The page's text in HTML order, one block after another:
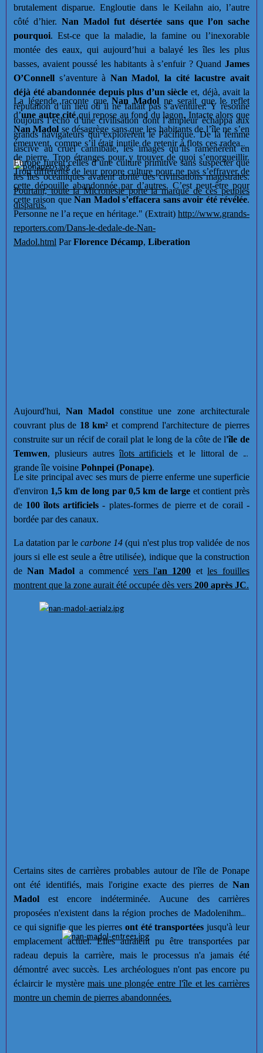
brutalement disparue. Engloutie dans le Keilahn aio, l’autre
côté d’hier. Nan Madol fut désertée sans que l’on sache
pourquoi. Est-ce que la maladie, la famine ou l’inexorable
montée des eaux, qui aujourd’hui a balayé les îles les plus
basses, avaient poussé les habitants à s’enfuir ? Quand James
O’Connell s’aventure à Nan Madol, la cité lacustre avait
déjà été abandonnée depuis plus d’un siècle et, déjà, avait la
réputation d’un lieu où il ne fallait pas s’aventurer. Y résonne
toujours l’écho d’une civilisation dont l’ampleur échappa aux
grands navigateurs qui explorèrent le Pacifique. De la femme
lascive au cruel cannibale, les images qu’ils ramenèrent en
Europe furent celles d’une culture primitive sans suspecter que
les îles océaniques avaient abrité des civilisations magistrales.
Pourtant, toute la Micronésie porte la marque de ces peuples
disparus.
La légende raconte que Nan Madol ne serait que le reflet
d’une autre citéqui repose au fond du lagon. Intacte alors que
Nan Madol se désagrège sans que les habitants de l’île ne s’en
émeuvent, comme s’il était inutile de retenir à flots ces radeaux
de pierre. Trop étranges pour y trouver de quoi s’enorgueillir.
Trop différents de leur propre culture pour ne pas s’effrayer de
cette dépouille abandonnée par d’autres. C’est peut-être pour
cette raison que Nan Madol s’effacera sans avoir été révélée.
Personne ne l’a reçue en héritage." (Extrait) http://www.grands-
reporters.com/Dans-le-dedale-de-Nan-
Madol.html ParFlorence Décamp, Liberation
Aujourd'hui, Nan Madol constitue une zone architecturale
couvrant plus de 18 km² et comprend l'architecture de pierres
construite sur un récif de corail plat le long de la côte de l'île de
Temwen, plusieurs autresîlots artificiels et le littoral de la
grande île voisine Pohnpei (Ponape).
Le site principal avec ses murs de pierre enferme une superficie
d'environ 1,5 km de long par 0,5 km de large et contient près
de 100 îlots artificiels - plates-formes de pierre et de corail -
bordée par des canaux.
La datation par le carbone 14 (qui n'est plus trop validée de nos
jours si elle est seule a être utilisée), indique que la construction
de Nan Madol a commencé vers l'an 1200 et les fouilles
montrent que la zone aurait été occupée dès vers 200 après JC.
Certains sites de carrières probables autour de l'île de Ponape
ont été identifiés, mais l'origine exacte des pierres de Nan
Madol est encore indéterminée. Aucune des carrières
proposées n'existent dans la région proches de Madolenihmw,
ce qui signifie que les pierres ont été transportées jusqu'à leur
emplacement actuel. Elles auraient pu être transportées par
radeau depuis la carrière, mais le processus n'a jamais été
démontré avec succès. Les archéologues n'ont pas encore pu
éclaircir le mystère mais une plongée entre l'île et les carrières
montre un chemin de pierres abandonnées.